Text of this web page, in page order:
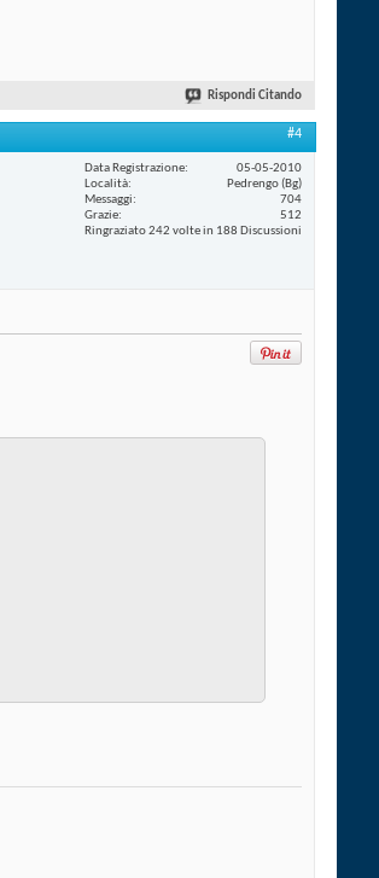
Rispondi Citando
#4
Data Registrazione
05-05-2010
Località
Pedrengo (Bg)
Messaggi
704
Grazie
512
Ringraziato 242 volte in 188 Discussioni